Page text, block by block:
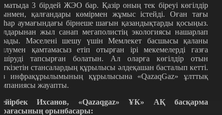
3 бірдей ЖЭО бар. Қазір оның тек біреуі көгілдір
қалғандары көмірмен жұмыс істейді. Оған тағы
аумағындағы бірнеше шағын қазандықтарды қосыңыз.
жыл санап мегаполистің экологиясы нашарлап
Мәселені шешу үшін Мемлекет басшысы қаланы
қамтамасыз етіп отырған ірі мекемелерді газға
тапсырған болатын. Ал оларға көгілдір отын
стансалардың құрылысы әлдеқашан басталып кетті.
инфрақұрылымының құрылысына «QazaqGaz» ұлттық
жауапты.
Ихсанов, «Qazaqgaz» ҰК» АҚ басқарма
орынбасары: